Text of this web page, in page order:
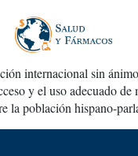
internacional sin
y el uso adecuado de
la población hispano-